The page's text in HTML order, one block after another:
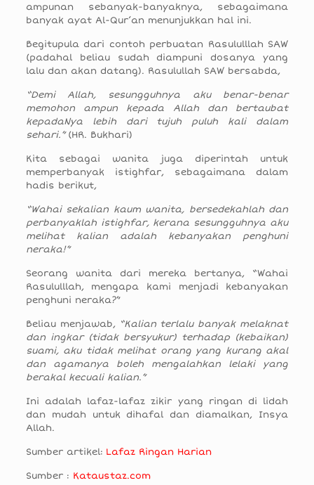
ampunan sebanyak-banyaknya, sebagaimana
banyak ayat Al-Qur’an menunjukkan hal ini.
Begitupula dari contoh perbuatan Rasululllah SAW
(padahal beliau sudah diampuni dosanya yang
lalu dan akan datang). Rasulullah SAW bersabda,
“Demi Allah, sesungguhnya aku benar-benar
memohon ampun kepada Allah dan bertaubat
kepadaNya lebih dari tujuh puluh kali dalam
sehari.”(HR. Bukhari)
Kita sebagai wanita juga diperintah untuk
memperbanyak istighfar, sebagaimana dalam
hadis berikut,
“Wahai sekalian kaum wanita, bersedekahlah dan
perbanyaklah istighfar, kerana sesungguhnya aku
melihat kalian adalah kebanyakan penghuni
neraka!”
Seorang wanita dari mereka bertanya, “Wahai
Rasululllah, mengapa kami menjadi kebanyakan
penghuni neraka?”
Beliau menjawab, “Kalian terlalu banyak melaknat
dan ingkar (tidak bersyukur) terhadap (kebaikan)
suami, aku tidak melihat orang yang kurang akal
dan agamanya boleh mengalahkan lelaki yang
berakal kecuali kalian.”
Ini adalah lafaz-lafaz zikir yang ringan di lidah
dan mudah untuk dihafal dan diamalkan, Insya
Allah.
Sumber artikel: Lafaz Ringan Harian
Sumber : Kataustaz.com